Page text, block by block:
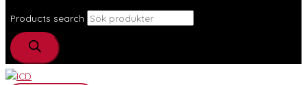
Products search